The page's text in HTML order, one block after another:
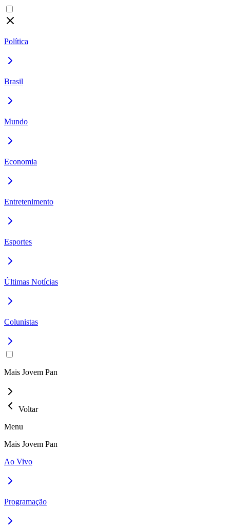
Política
Brasil
Mundo
Economia
Entretenimento
Esportes
Últimas Notícias
Colunistas
Mais Jovem Pan
Voltar
Menu
Mais Jovem Pan
Ao Vivo
Programação